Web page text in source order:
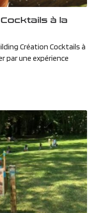
à la
Création Cocktails à
par une expérience